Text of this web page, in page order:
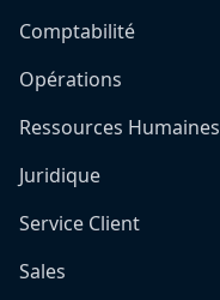
Comptabilité
Opérations
Ressources Humaines
Juridique
Service Client
Sales